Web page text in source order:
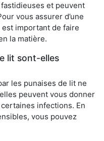
et peuvent
vous assurer d’une
important de faire
la matière.
lit sont-elles
les punaises de lit ne
peuvent vous donner
infections. En
vous pouvez